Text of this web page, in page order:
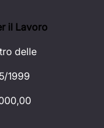
il Lavoro
delle
1999